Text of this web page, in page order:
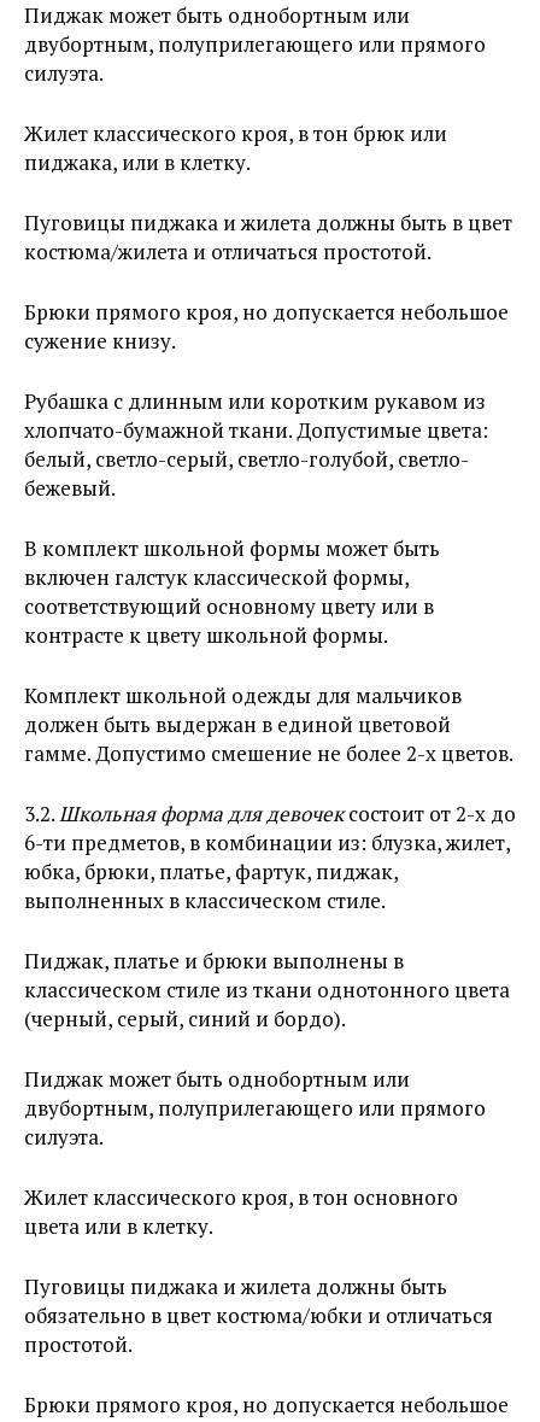
Пиджак может быть однобортным или
двубортным, полуприлегающего или прямого
силуэта.
Жилет классического кроя, в тон брюк или
пиджака, или в клетку.
Пуговицы пиджака и жилета должны быть в цвет
костюма/жилета и отличаться простотой.
Брюки прямого кроя, но допускается небольшое
сужение книзу.
Рубашка с длинным или коротким рукавом из
хлопчато-бумажной ткани. Допустимые цвета:
белый, светло-серый, светло-голубой, светло-
бежевый.
В комплект школьной формы может быть
включен галстук классической формы,
соответствующий основному цвету или в
контрасте к цвету школьной формы.
Комплект школьной одежды для мальчиков
должен быть выдержан в единой цветовой
гамме. Допустимо смешение не более 2-х цветов.
3.2.Школьная форма для девочексостоит от 2-х до
6-ти предметов, в комбинации из: блузка, жилет,
юбка, брюки, платье, фартук, пиджак,
выполненных в классическом стиле.
Пиджак, платье и брюки выполнены в
классическом стиле из ткани однотонного цвета
(черный, серый, синий и бордо).
Пиджак может быть однобортным или
двубортным, полуприлегающего или прямого
силуэта.
Жилет классического кроя, в тон основного
цвета или в клетку.
Пуговицы пиджака и жилета должны быть
обязательно в цвет костюма/юбки и отличаться
простотой.
Брюки прямого кроя, но допускается небольшое